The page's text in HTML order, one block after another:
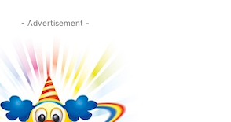
- Advertisement -